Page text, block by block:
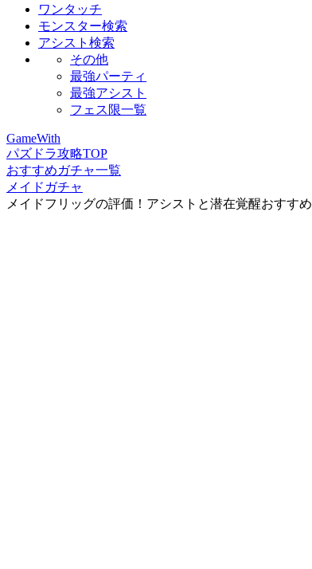
ワンタッチ
モンスター検索
アシスト検索
その他
最強パーティ
最強アシスト
フェス限一覧
GameWith
パズドラ攻略TOP
おすすめガチャ一覧
メイドガチャ
メイドフリッグの評価！アシストと潜在覚醒おすすめ